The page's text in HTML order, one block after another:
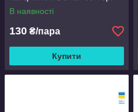
В наявності
130 ₴/пара
Купити